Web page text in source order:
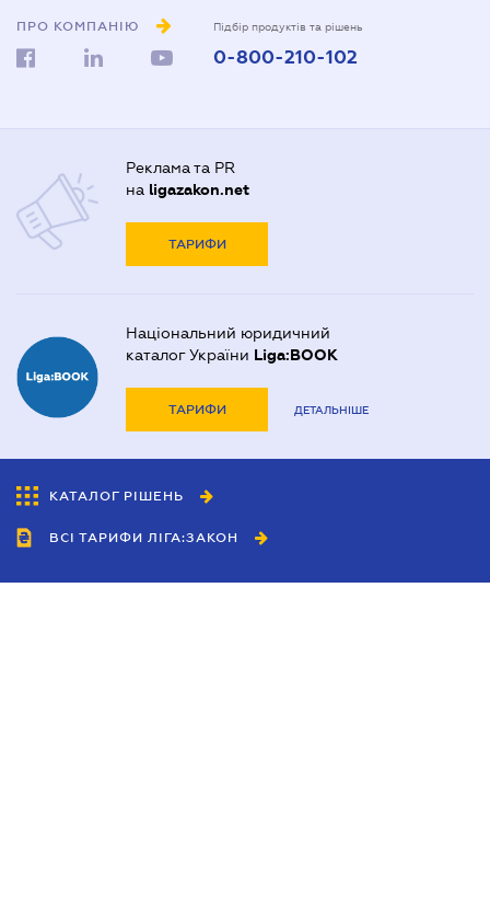
ПРО КОМПАНІЮ Підбір продуктів та рішень
0-800-210-102
Реклама та PR
на ligazakon.net
ТАРИФИ
Національний юридичний
каталог України Liga:BOOK
ТАРИФИ ДЕТАЛЬНІШЕ
КАТАЛОГ РІШЕНЬ
ВСІ ТАРИФИ ЛІГА:ЗАКОН